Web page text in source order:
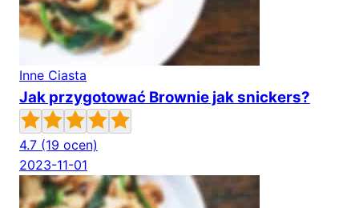
Inne Ciasta
Jak przygotować Brownie jak snickers?
4.7 (19 ocen)
2023-11-01